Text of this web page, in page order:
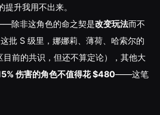
升我用不出来。
除非这角色的命之契是改变玩法而不
批 S 级里，娜娜莉、薄荷、哈索尔的
前的共识，但还不算定论），其他大
伤害的角色不值得花 $480——这笔